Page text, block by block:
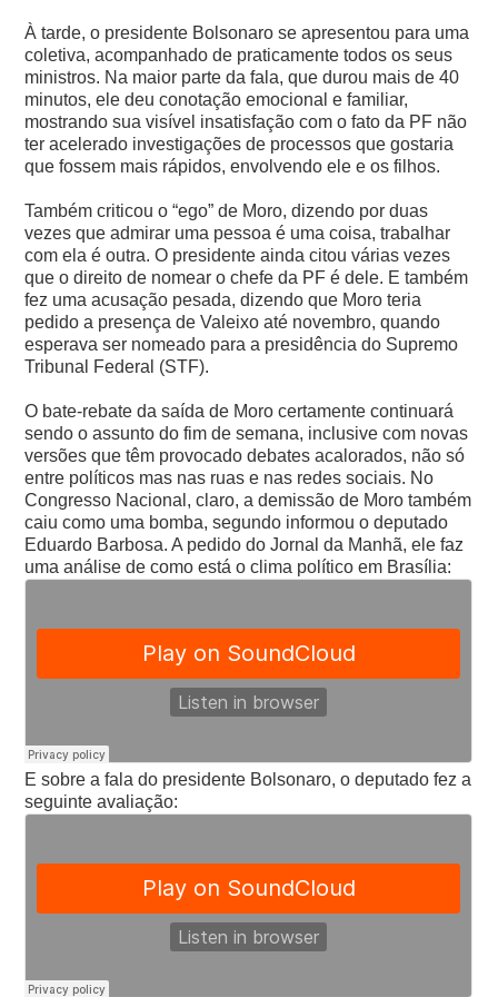
À tarde, o presidente Bolsonaro se apresentou para uma
coletiva, acompanhado de praticamente todos os seus
ministros. Na maior parte da fala, que durou mais de 40
minutos, ele deu conotação emocional e familiar,
mostrando sua visível insatisfação com o fato da PF não
ter acelerado investigações de processos que gostaria
que fossem mais rápidos, envolvendo ele e os filhos.
Também criticou o “ego” de Moro, dizendo por duas
vezes que admirar uma pessoa é uma coisa, trabalhar
com ela é outra. O presidente ainda citou várias vezes
que o direito de nomear o chefe da PF é dele. E também
fez uma acusação pesada, dizendo que Moro teria
pedido a presença de Valeixo até novembro, quando
esperava ser nomeado para a presidência do Supremo
Tribunal Federal (STF).
O bate-rebate da saída de Moro certamente continuará
sendo o assunto do fim de semana, inclusive com novas
versões que têm provocado debates acalorados, não só
entre políticos mas nas ruas e nas redes sociais. No
Congresso Nacional, claro, a demissão de Moro também
caiu como uma bomba, segundo informou o deputado
Eduardo Barbosa. A pedido do Jornal da Manhã, ele faz
uma análise de como está o clima político em Brasília:
E sobre a fala do presidente Bolsonaro, o deputado fez a
seguinte avaliação: